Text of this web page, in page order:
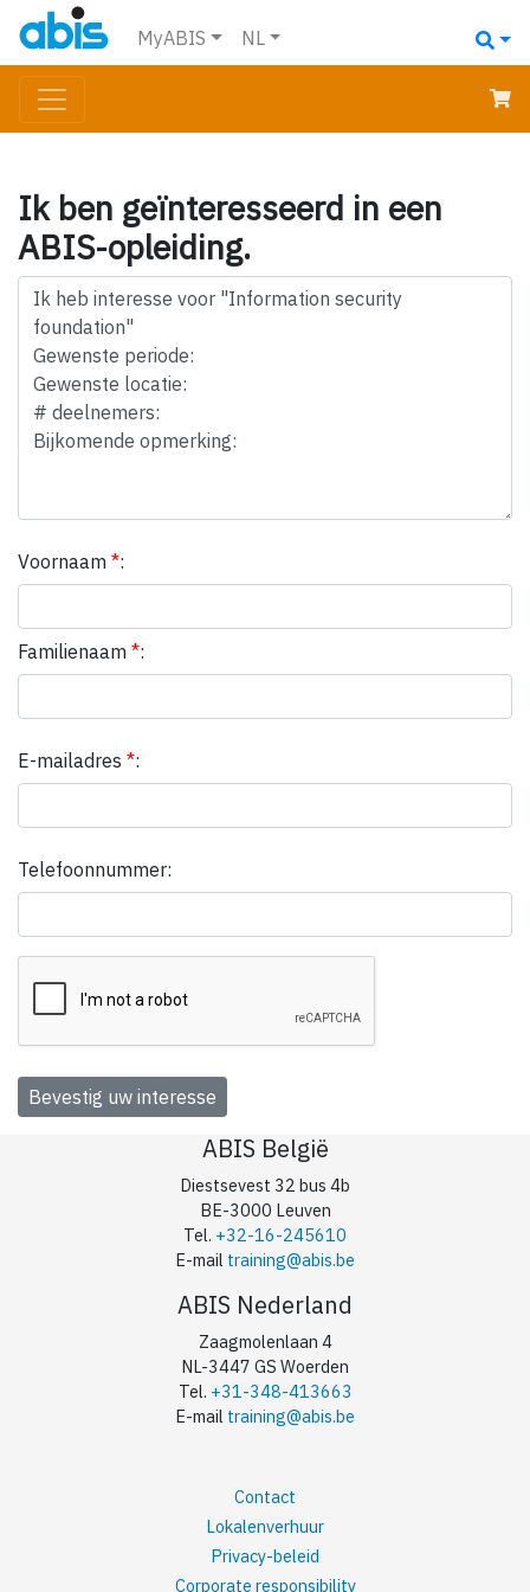
MyABIS NL
Ik ben geïnteresseerd in een
ABIS-opleiding.
Voornaam *:
Familienaam *:
E-mailadres *:
Telefoonnummer:
ABIS België
Diestsevest 32 bus 4b
BE-3000 Leuven
Tel. +32-16-245610
E-mail training@abis.be
ABIS Nederland
Zaagmolenlaan 4
NL-3447 GS Woerden
Tel. +31-348-413663
E-mail training@abis.be
Contact
Lokalenverhuur
Privacy-beleid
Corporate responsibility